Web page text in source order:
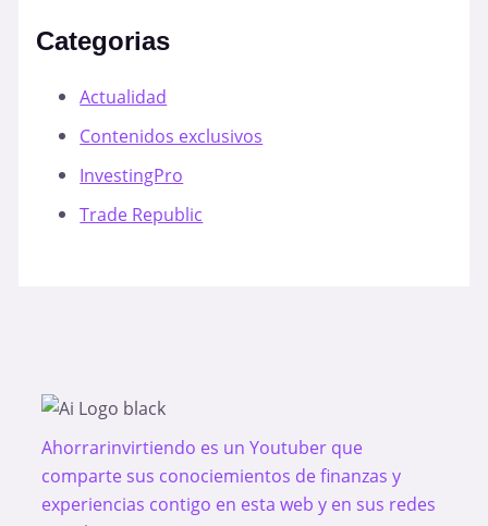
Categorias
Actualidad
Contenidos exclusivos
InvestingPro
Trade Republic
Ahorrarinvirtiendo es un Youtuber que
comparte sus conociemientos de finanzas y
experiencias contigo en esta web y en sus redes